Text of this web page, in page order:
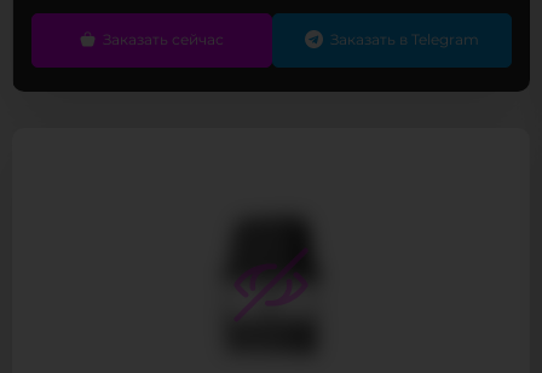
Заказать сейчас Заказать в Telegram